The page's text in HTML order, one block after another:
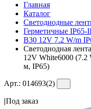
Главная
Каталог
Светодиодные
Герметичные IP65-
B30 12V 7.2 W/m
Светодиодная
12V White6000 (7.2
м, IP65)
Арт.: 014693(2)
|Под заказ